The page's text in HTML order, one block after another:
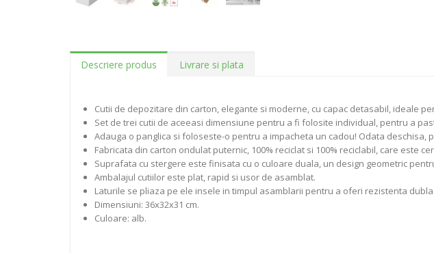
Descriere produs Livrare si plata
Cutii de depozitare din carton, elegante si moderne, cu capac detasabil, ideale
Set de trei cutii de aceeasi dimensiune pentru a fi folosite individual, pentru a
Adauga o panglica si foloseste-o pentru a impacheta un cadou! Odata
Fabricata din carton ondulat puternic, 100% reciclat si 100% reciclabil, care este
Suprafata cu stergere este finisata cu o culoare duala, un design geometric
Ambalajul cutiilor este plat, rapid si usor de asamblat.
Laturile se pliaza pe ele insele in timpul asamblarii pentru a oferi rezistenta dubla.
Dimensiuni: 36x32x31 cm.
Culoare: alb.